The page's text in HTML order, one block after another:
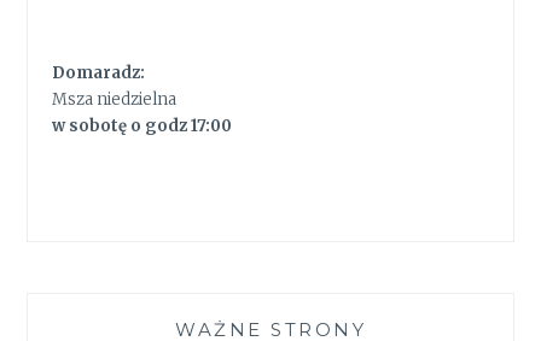
Domaradz:
Msza niedzielna
w sobotę o godz 17:00
WAŻNE STRONY